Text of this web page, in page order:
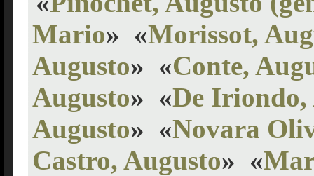
Mario» «Morissot,
Augusto» «Conte,
Augusto» «De Iriondo,
Augusto» «Novara
Castro, Augusto» «